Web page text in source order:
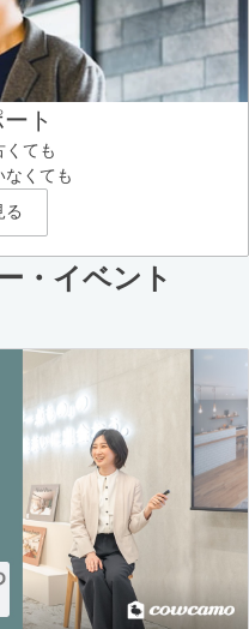
ト
くても
なくても
る
・イベント